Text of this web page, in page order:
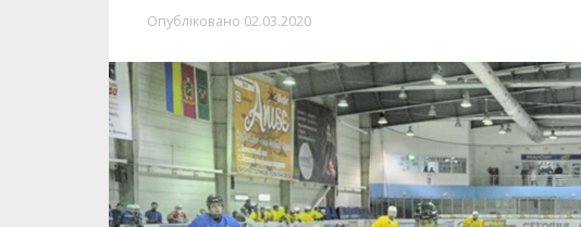
Опубліковано 02.03.2020